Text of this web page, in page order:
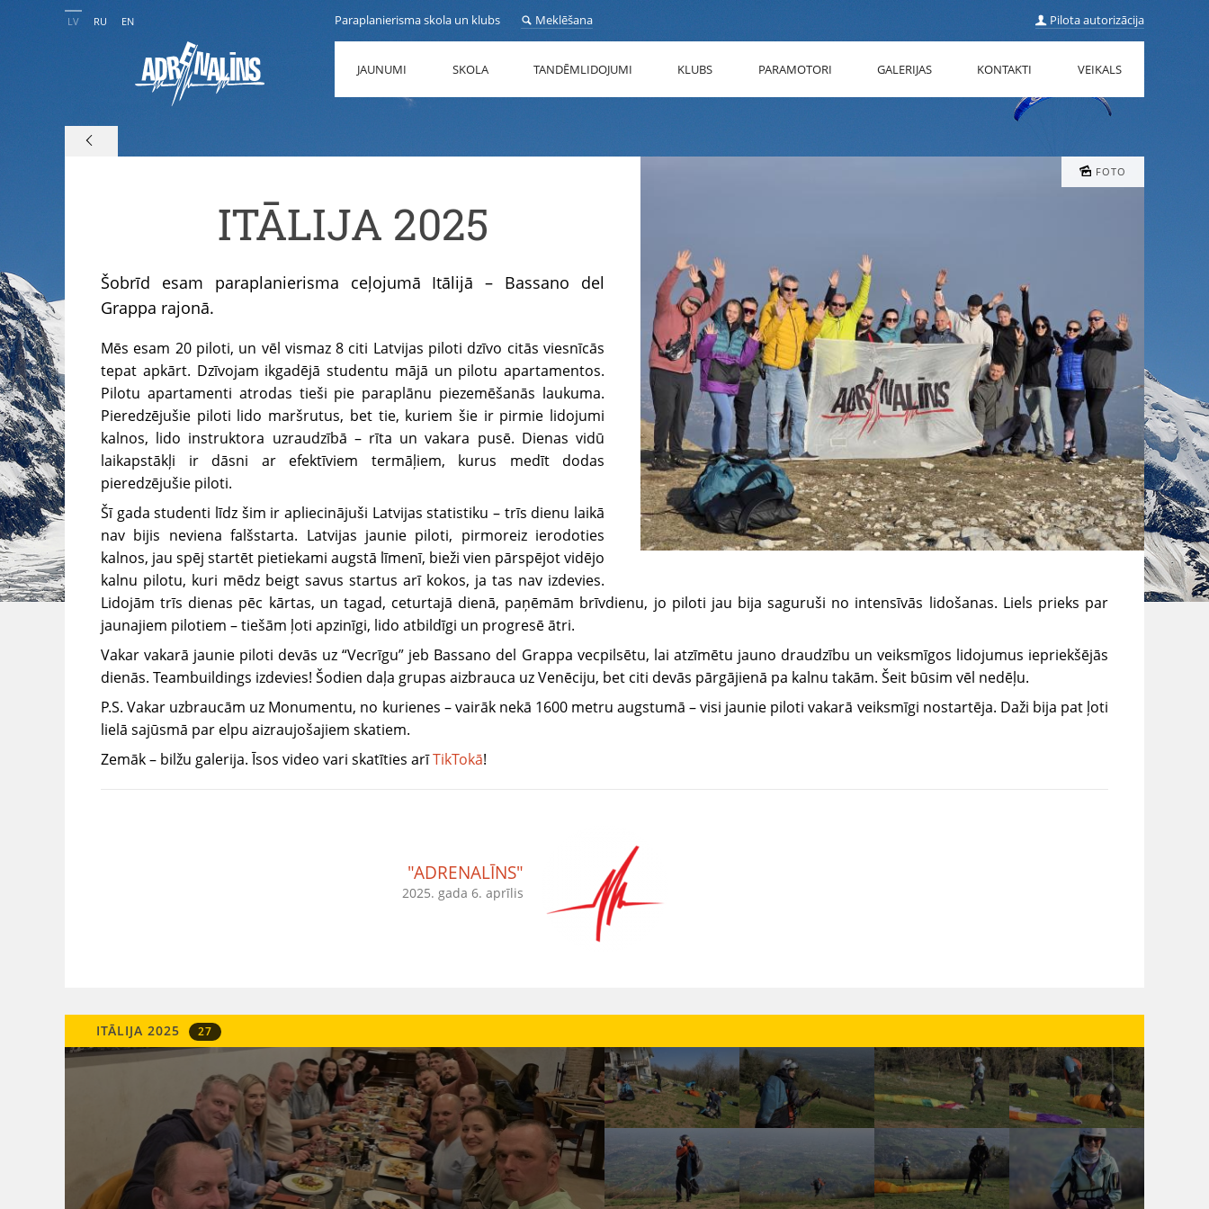
LV RU EN Paraplanierisma skola un klubs Meklēšana Pilota autorizācija
JAUNUMI SKOLA TANDĒMLIDOJUMI KLUBS PARAMOTORI GALERIJAS KONTAKTI VEIKALS
FOTO
ITĀLIJA 2025
Šobrīd esam paraplanierisma ceļojumā Itālijā – Bassano del
Grappa rajonā.
Mēs esam 20 piloti, un vēl vismaz 8 citi Latvijas piloti dzīvo citās viesnīcās
tepat apkārt. Dzīvojam ikgadējā studentu mājā un pilotu apartamentos.
Pilotu apartamenti atrodas tieši pie paraplānu piezemēšanās laukuma.
Pieredzējušie piloti lido maršrutus, bet tie, kuriem šie ir pirmie lidojumi
kalnos, lido instruktora uzraudzībā – rīta un vakara pusē. Dienas vidū
laikapstākļi ir dāsni ar efektīviem termāļiem, kurus medīt dodas
pieredzējušie piloti.
Šī gada studenti līdz šim ir apliecinājuši Latvijas statistiku – trīs dienu laikā
nav bijis neviena falšstarta. Latvijas jaunie piloti, pirmoreiz ierodoties
kalnos, jau spēj startēt pietiekami augstā līmenī, bieži vien pārspējot vidējo
kalnu pilotu, kuri mēdz beigt savus startus arī kokos, ja tas nav izdevies.
Lidojām trīs dienas pēc kārtas, un tagad, ceturtajā dienā, paņēmām brīvdienu, jo piloti jau bija saguruši no intensīvās lidošanas. Liels prieks par
jaunajiem pilotiem – tiešām ļoti apzinīgi, lido atbildīgi un progresē ātri.
Vakar vakarā jaunie piloti devās uz “Vecrīgu” jeb Bassano del Grappa vecpilsētu, lai atzīmētu jauno draudzību un veiksmīgos lidojumus iepriekšējās
dienās. Teambuildings izdevies! Šodien daļa grupas aizbrauca uz Venēciju, bet citi devās pārgājienā pa kalnu takām. Šeit būsim vēl nedēļu.
P.S. Vakar uzbraucām uz Monumentu, no kurienes – vairāk nekā 1600 metru augstumā – visi jaunie piloti vakarā veiksmīgi nostartēja. Daži bija pat ļoti
lielā sajūsmā par elpu aizraujošajiem skatiem.
Zemāk – bilžu galerija. Īsos video vari skatīties arīTikTokā!
"ADRENALĪNS"
2025. gada 6. aprīlis
ITĀLIJA 2025 27